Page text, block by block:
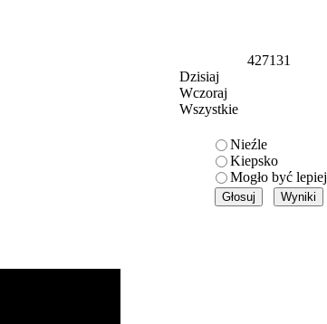
427131
Dzisiaj
Wczoraj
Wszystkie
Nieźle
Kiepsko
Mogło być lepiej